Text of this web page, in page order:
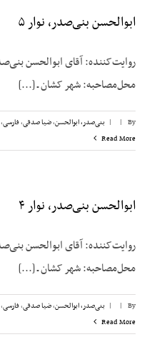
ابوالحسن بنی‌صدر، نوار ۵
محل‌مصاحبه: شهر کشان ـ [...]
By
|
| بنی‌صدر، ابوالحسن,ضیا صدقی,فارسی,
Read More
ابوالحسن بنی‌صدر، نوار ۴
محل‌مصاحبه: شهر کشان ـ [...]
By
|
| بنی‌صدر، ابوالحسن,ضیا صدقی,فارسی,
Read More